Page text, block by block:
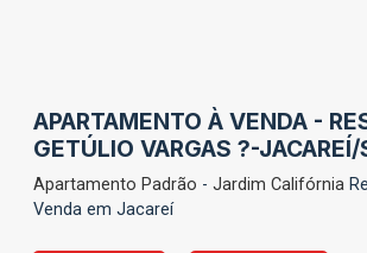
APARTAMENTO À VENDA -
GETÚLIO VARGAS ?-JACAREÍ/
Apartamento Padrão - Jardim Califórnia
Venda em Jacareí